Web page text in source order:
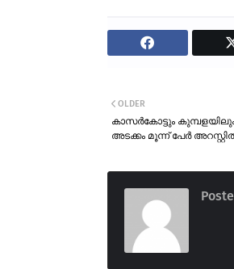
OLDER
കാസർകോട്ടും
അടക്കം മൂന്ന് പേർ